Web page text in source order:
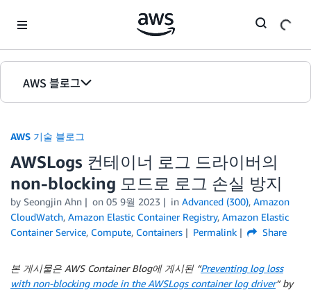
AWS 블로그
홈
에디션
AWS 기술 블로그
AWSLogs 컨테이너 로그 드라이버의
non-blocking 모드로 로그 손실 방지
by Seongjin Ahn on 05 9월 2023 in Advanced (300), Amazon
CloudWatch, Amazon Elastic Container Registry, Amazon Elastic
Container Service, Compute, Containers Permalink Share
본 게시물은 AWS Container Blog에 게시된“Preventing log loss
with non-blocking mode in the AWSLogs container log driver” by